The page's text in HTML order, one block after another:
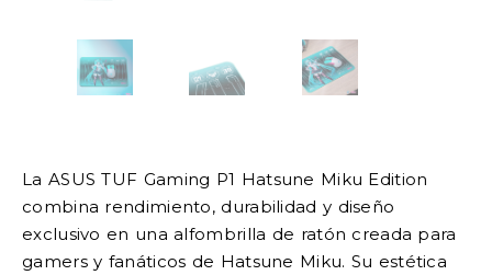
La ASUS TUF Gaming P1 Hatsune Miku Edition
combina rendimiento, durabilidad y diseño
exclusivo en una alfombrilla de ratón creada para
gamers y fanáticos de Hatsune Miku. Su estética